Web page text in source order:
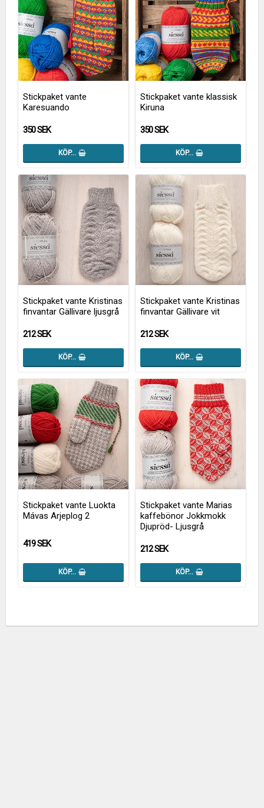
Stickpaket vante
Karesuando
350 SEK
KÖP…
Stickpaket vante klassisk
Kiruna
350 SEK
KÖP…
Stickpaket vante Kristinas
finvantar Gällivare ljusgrå
212 SEK
KÖP…
Stickpaket vante Kristinas
finvantar Gällivare vit
212 SEK
KÖP…
Stickpaket vante Luokta
Mávas Arjeplog 2
419 SEK
KÖP…
Stickpaket vante Marias
kaffebönor Jokkmokk
Djupröd- Ljusgrå
212 SEK
KÖP…